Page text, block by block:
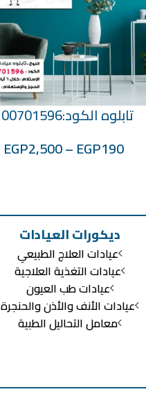
تحديد أحد الخيارات
تابلوه الكود:100701596
EGP190
–
EGP2,500
ديكورات العيادات
عيادات العلاج الطبيعي
عيادات التغذية العلاجية
عيادات طب العيون
عيادات الأنف والأذن والحنجرة
معامل التحاليل الطبية